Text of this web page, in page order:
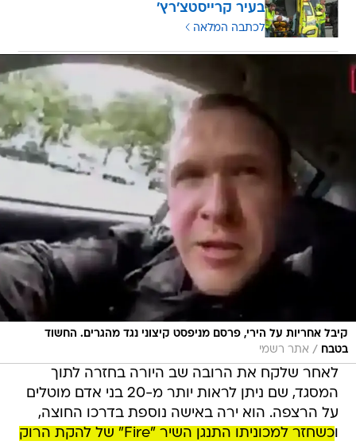
בעיר קרייסטצ'רץ'
לכתבה המלאה
קיבל אחריות על הירי, פרסם מניפסט קיצוני נגד מהגרים. החשוד
בטבח
/ אתר רשמי
לאחר שלקח את הרובה שב היורה בחזרה לתוך
המסגד, שם ניתן לראות יותר מ-20 בני אדם מוטלים
על הרצפה. הוא ירה באישה נוספת בדרכו החוצה,
ו
כשחזר למכוניתו התנגן השיר "Fire" של להקת הרוק